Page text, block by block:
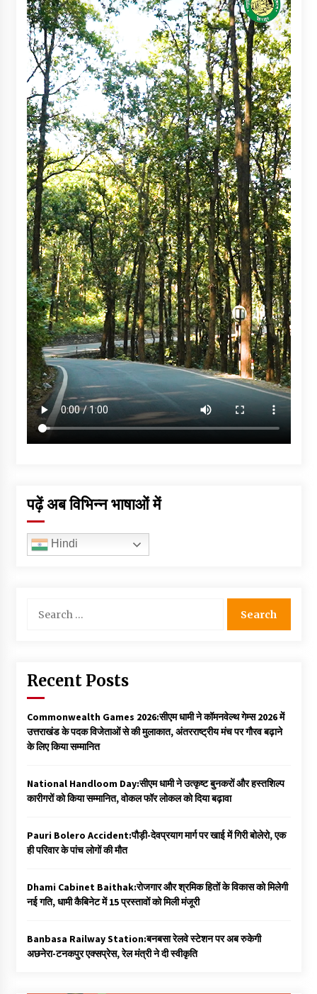
पढ़ें अब विभिन्न भाषाओं में
Hindi
for:
Recent Posts
Commonwealth Games 2026:सीएम धामी ने कॉमनवेल्थ गेम्स 2026 में
उत्तराखंड के पदक विजेताओं से की मुलाकात, अंतरराष्ट्रीय मंच पर गौरव बढ़ाने
के लिए किया सम्मानित
National Handloom Day:सीएम धामी ने उत्कृष्ट बुनकरों और हस्तशिल्प
कारीगरों को किया सम्मानित, वोकल फॉर लोकल को दिया बढ़ावा
Pauri Bolero Accident:पौड़ी-देवप्रयाग मार्ग पर खाई में गिरी बोलेरो, एक
ही परिवार के पांच लोगों की मौत
Dhami Cabinet Baithak:रोजगार और श्रमिक हितों के विकास को मिलेगी
नई गति, धामी कैबिनेट में 15 प्रस्तावों को मिली मंजूरी
Banbasa Railway Station:बनबसा रेलवे स्टेशन पर अब रुकेगी
अछनेरा-टनकपुर एक्सप्रेस, रेल मंत्री ने दी स्वीकृति